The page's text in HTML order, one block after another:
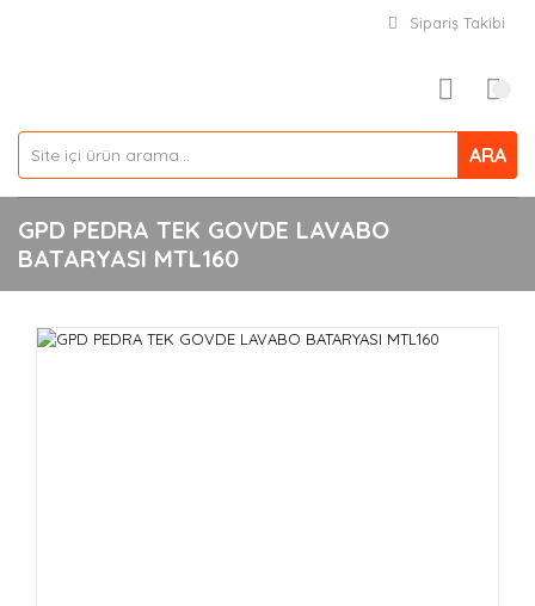
Sipariş Takibi
ARA
GPD PEDRA TEK GOVDE LAVABO
BATARYASI MTL160